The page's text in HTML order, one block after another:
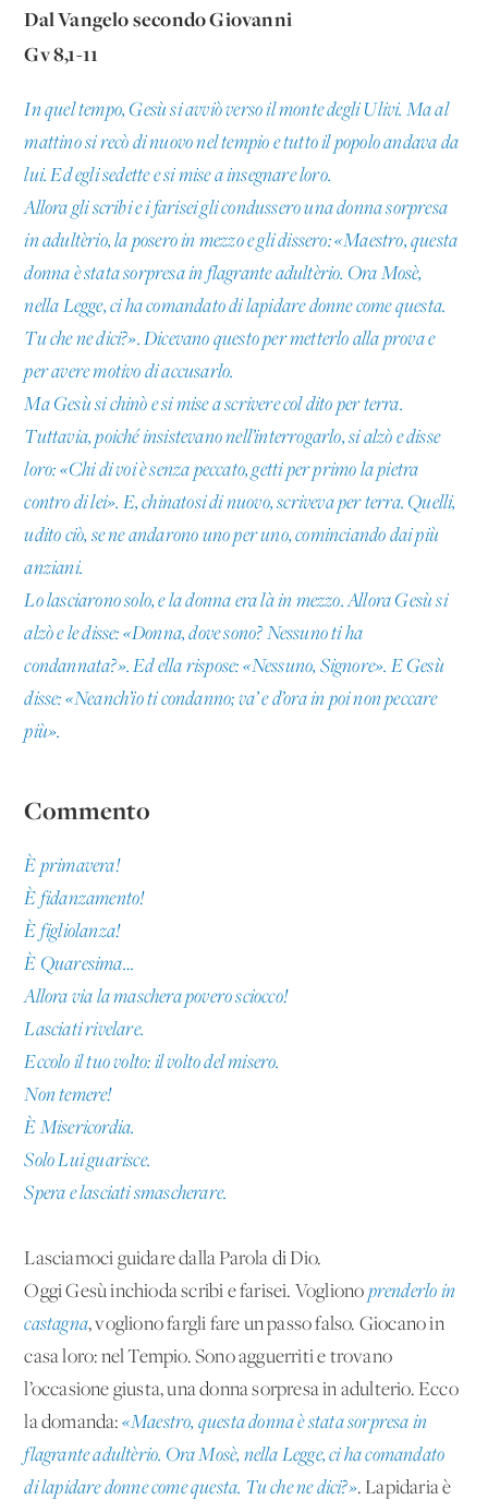
Dal Vangelo secondo Giovanni
Gv 8,1-11
In quel tempo, Gesù si avviò verso il monte degli Ulivi. Ma al
mattino si recò di nuovo nel tempio e tutto il popolo andava da
lui. Ed egli sedette e si mise a insegnare loro.
Allora gli scribi e i farisei gli condussero una donna sorpresa
in adultèrio, la posero in mezzo e gli dissero: «Maestro, questa
donna è stata sorpresa in flagrante adultèrio. Ora Mosè,
nella Legge, ci ha comandato di lapidare donne come questa.
Tu che ne dici?». Dicevano questo per metterlo alla prova e
per avere motivo di accusarlo.
Ma Gesù si chinò e si mise a scrivere col dito per terra.
Tuttavia, poiché insistevano nell’interrogarlo, si alzò e disse
loro: «Chi di voi è senza peccato, getti per primo la pietra
contro di lei». E, chinatosi di nuovo, scriveva per terra. Quelli,
udito ciò, se ne andarono uno per uno, cominciando dai più
anziani.
Lo lasciarono solo, e la donna era là in mezzo. Allora Gesù si
alzò e le disse: «Donna, dove sono? Nessuno ti ha
condannata?». Ed ella rispose: «Nessuno, Signore». E Gesù
disse: «Neanch’io ti condanno; va’ e d’ora in poi non peccare
più».
Commento
È primavera!
È fidanzamento!
È figliolanza!
È Quaresima…
Allora via la maschera povero sciocco!
Lasciati rivelare.
Eccolo il tuo volto: il volto del misero.
Non temere!
È Misericordia.
Solo Lui guarisce.
Spera e lasciati smascherare.
Lasciamoci guidare dalla Parola di Dio.
Oggi Gesù inchioda scribi e farisei. Vogliono prenderlo in
castagna, vogliono fargli fare un passo falso. Giocano in
casa loro: nel Tempio. Sono agguerriti e trovano
l’occasione giusta, una donna sorpresa in adulterio. Ecco
la domanda: «Maestro, questa donna è stata sorpresa in
flagrante adultèrio. Ora Mosè, nella Legge, ci ha comandato
di lapidare donne come questa. Tu che ne dici?». Lapidaria è